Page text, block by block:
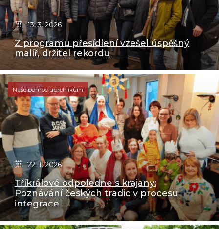
13. 3. 2026
Z programu přesídlení vzešel úspěšný
malíř, držitel rekordu
Naše pomoc uprchlíkům
22. 1. 2026
Tříkrálové odpoledne s krajany:
Poznávání českých tradic v procesu
integrace